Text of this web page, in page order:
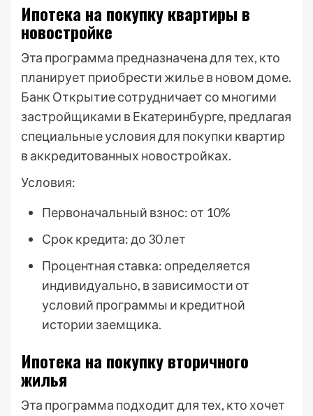
Ипотека на покупку квартиры в
новостройке
Эта программа предназначена для тех, кто
планирует приобрести жилье в новом доме.
Банк Открытие сотрудничает со многими
застройщиками в Екатеринбурге, предлагая
специальные условия для покупки квартир
в аккредитованных новостройках.
Условия:
Первоначальный взнос: от 10%
Срок кредита: до 30 лет
Процентная ставка: определяется
индивидуально, в зависимости от
условий программы и кредитной
истории заемщика.
Ипотека на покупку вторичного
жилья
Эта программа подходит для тех, кто хочет